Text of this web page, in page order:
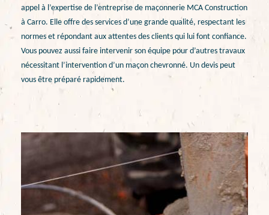
appel à l’expertise de l’entreprise de maçonnerie MCA Construction
à Carro. Elle offre des services d’une grande qualité, respectant les
normes et répondant aux attentes des clients qui lui font confiance.
Vous pouvez aussi faire intervenir son équipe pour d’autres travaux
nécessitant l’intervention d’un maçon chevronné. Un devis peut
vous être préparé rapidement.